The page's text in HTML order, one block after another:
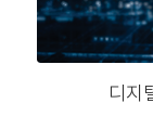
디지